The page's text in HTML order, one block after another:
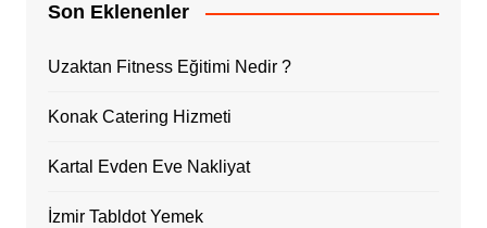
Son Eklenenler
Uzaktan Fitness Eğitimi Nedir ?
Konak Catering Hizmeti
Kartal Evden Eve Nakliyat
İzmir Tabldot Yemek